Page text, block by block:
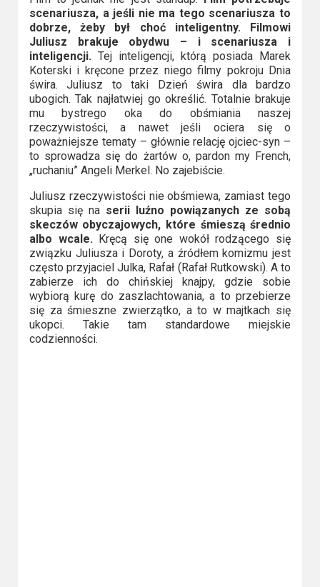
scenariusza, a jeśli nie ma tego scenariusza to
dobrze, żeby był choć inteligentny. Filmowi
Juliusz brakuje obydwu – i scenariusza i
inteligencji.Tej inteligencji, którą posiada Marek
Koterski i kręcone przez niego filmy pokroju Dnia
świra. Juliusz to taki Dzień świra dla bardzo
ubogich. Tak najłatwiej go określić. Totalnie brakuje
mu bystrego oka do obśmiania naszej
rzeczywistości, a nawet jeśli ociera się o
poważniejsze tematy – głównie relację ojciec-syn –
to sprowadza się do żartów o, pardon my French,
„ruchaniu” Angeli Merkel. No zajebiście.
Juliusz rzeczywistości nie obśmiewa, zamiast tego
skupia się na serii luźno powiązanych ze sobą
skeczów obyczajowych, które śmieszą średnio
albo wcale.Kręcą się one wokół rodzącego się
związku Juliusza i Doroty, a źródłem komizmu jest
często przyjaciel Julka, Rafał (Rafał Rutkowski). A to
zabierze ich do chińskiej knajpy, gdzie sobie
wybiorą kurę do zaszlachtowania, a to przebierze
się za śmieszne zwierzątko, a to w majtkach się
ukopci. Takie tam standardowe miejskie
codzienności.